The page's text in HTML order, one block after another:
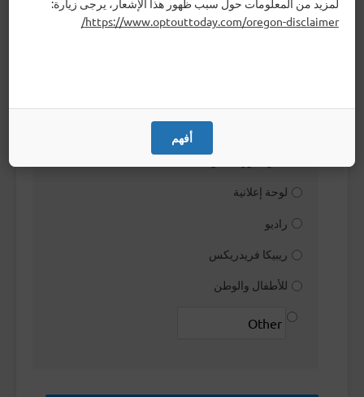
البريد الإلكتروني
لوحة إعلانية
راديو
ريبيكا فريدريكس
للأطفال والوطن
https://www.optouttoday.com/oregon-disclaimer/
أفهم